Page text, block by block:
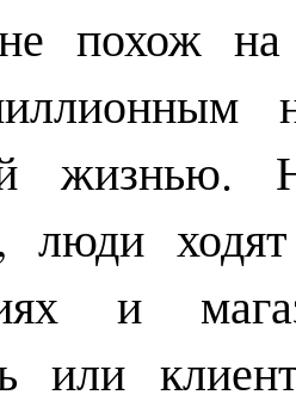
похож
жизнью.
люди
и
или